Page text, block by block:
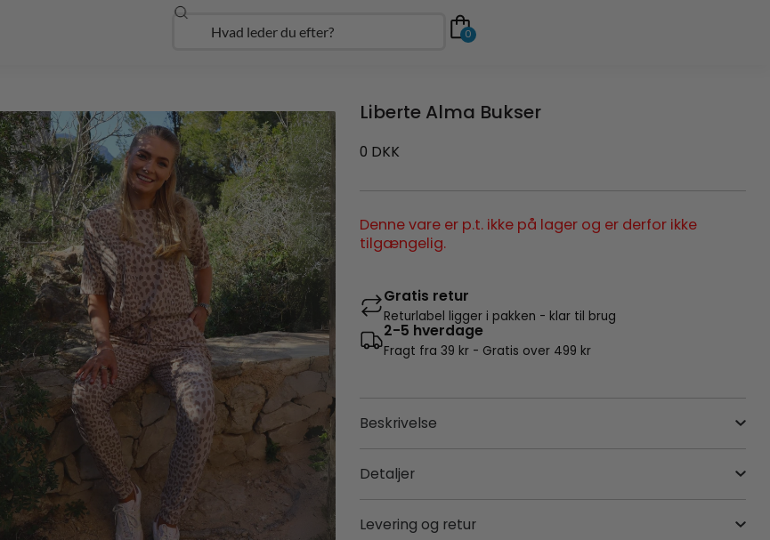
Søg 0
Liberte Alma Bukser
0 DKK
Denne vare er p.t. ikke på lager og er derfor ikke
tilgængelig.
Gratis retur
Returlabel ligger i pakken - klar til brug
2-5 hverdage
Fragt fra 39 kr - Gratis over 499 kr
Beskrivelse
Detaljer
Levering og retur